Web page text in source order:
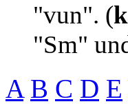
"vun". (
"Sm"
A B C D E